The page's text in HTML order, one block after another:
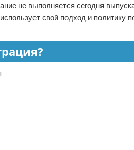
не выполняется сегодня
свой подход и политику